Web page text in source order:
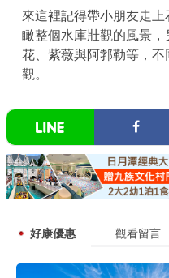
來這裡記得帶小朋友走
瞰整個水庫壯觀的風景
花、紫薇與阿郣勒等，
觀。
好康優惠 觀看留言